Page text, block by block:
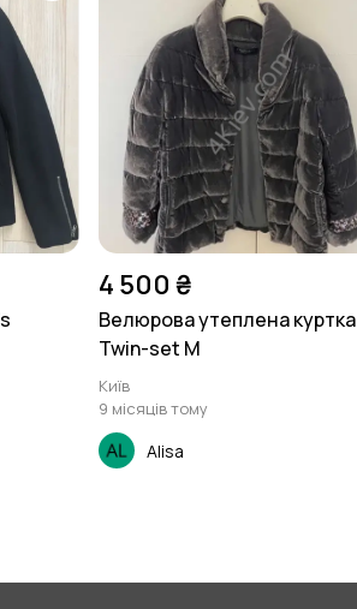
4 500 ₴
Велюрова утеплена куртка
Twin-set M
Київ
9 місяців тому
Alisa